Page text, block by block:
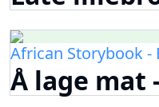
African Storybook
Å lage mat